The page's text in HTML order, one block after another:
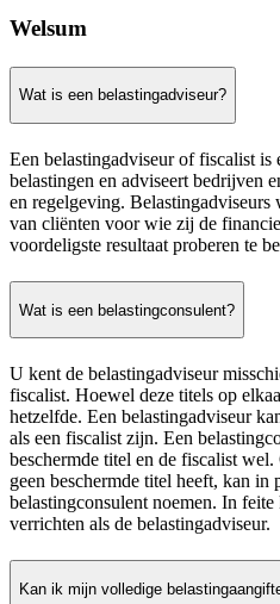
Welsum
Wat is een belastingadviseur?
Een belastingadviseur of fiscalist is
belastingen en adviseert bedrijven
en regelgeving. Belastingadviseurs
van cliënten voor wie zij de
voordeligste resultaat proberen te
Wat is een belastingconsulent?
U kent de belastingadviseur
fiscalist. Hoewel deze titels op
hetzelfde. Een belastingadviseur
als een fiscalist zijn. Een
beschermde titel en de fiscalist
geen beschermde titel heeft, kan in
belastingconsulent noemen. In
verrichten als de belastingadviseur.
Kan ik mijn volledige